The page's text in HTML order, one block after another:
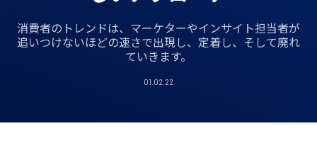
消費者のトレンドは、マーケターやインサイト担当者が
追いつけないほどの速さで出現し、定着し、そして廃れ
ていきます。
01.02.22